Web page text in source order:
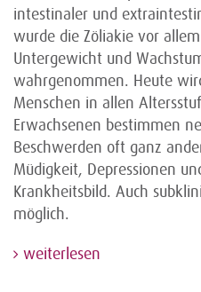
intestinaler und
wurde die Zöliakie vor
Untergewicht und
wahrgenommen. Heute
Menschen in allen
Erwachsenen bestimmen
Beschwerden oft ganz
Müdigkeit, Depressionen
Krankheitsbild. Auch
möglich.
weiterlesen